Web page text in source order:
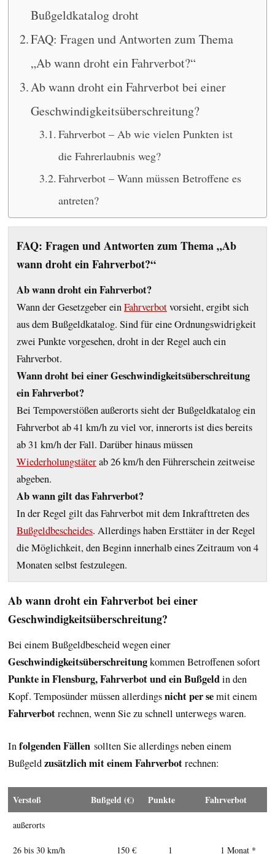
Bußgeldkatalog droht
FAQ: Fragen und Antworten zum Thema
„Ab wann droht ein Fahrverbot?“
Ab wann droht ein Fahrverbot bei einer
Geschwindigkeitsüberschreitung?
Fahrverbot – Ab wie vielen Punkten ist
die Fahrerlaubnis weg?
Fahrverbot – Wann müssen Betroffene es
antreten?
FAQ: Fragen und Antworten zum Thema „Ab
wann droht ein Fahrverbot?“
Ab wann droht ein Fahrverbot?
Wann der Gesetzgeber einFahrverbotvorsieht, ergibt sich
aus dem Bußgeldkatalog. Sind für eine Ordnungswidrigkeit
zwei Punkte vorgesehen, droht in der Regel auch ein
Fahrverbot.
Wann droht bei einer Geschwindigkeitsüberschreitung
ein Fahrverbot?
Bei Tempoverstößen außerorts sieht der Bußgeldkatalog ein
Fahrverbot ab 41 km/h zu viel vor, innerorts ist dies bereits
ab 31 km/h der Fall. Darüber hinaus müssen
Wiederholungstäterab 26 km/h den Führerschein zeitweise
abgeben.
Ab wann gilt das Fahrverbot?
In der Regel gilt das Fahrverbot mit dem Inkrafttreten des
Bußgeldbescheides. Allerdings haben Ersttäter in der Regel
die Möglichkeit, den Beginn innerhalb eines Zeitraum von 4
Monaten selbst festzulegen.
Ab wann droht ein Fahrverbot bei einer
Geschwindigkeitsüberschreitung?
Bei einem Bußgeldbescheid wegen einer
Geschwindigkeitsüberschreitungkommen Betroffenen sofort
Punkte in Flensburg, Fahrverbot und ein Bußgeldin den
Kopf. Temposünder müssen allerdingsnicht per semit einem
Fahrverbotrechnen, wenn Sie zu schnell unterwegs waren.
Infolgenden Fällen sollten Sie allerdings neben einem
Bußgeldzusätzlich mit einem Fahrverbotrechnen:
Verstoß Buß­geld (€) Punk­te Fahr­ver­bot
außerorts
26 bis 30 km/h 150 € 1 1 Monat *